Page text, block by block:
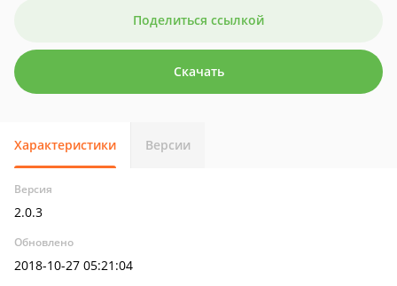
Поделиться ссылкой
Скачать
Характеристики Версии
Версия
2.0.3
Обновлено
2018-10-27 05:21:04